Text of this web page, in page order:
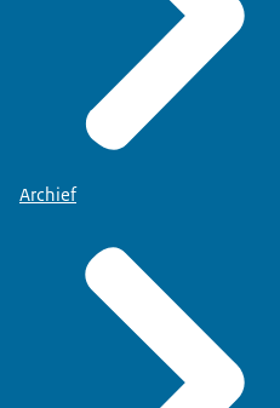
Archief